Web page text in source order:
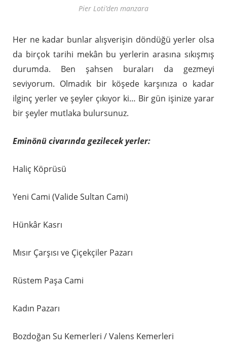
Pier Loti’den manzara
Her ne kadar bunlar alışverişin döndüğü yerler olsa
da birçok tarihi mekân bu yerlerin arasına sıkışmış
durumda. Ben şahsen buraları da gezmeyi
seviyorum. Olmadık bir köşede karşınıza o kadar
ilginç yerler ve şeyler çıkıyor ki… Bir gün işinize yarar
bir şeyler mutlaka bulursunuz.
Eminönü civarında gezilecek yerler:
Haliç Köprüsü
Yeni Cami (Valide Sultan Cami)
Hünkâr Kasrı
Mısır Çarşısı ve Çiçekçiler Pazarı
Rüstem Paşa Cami
Kadın Pazarı
Bozdoğan Su Kemerleri / Valens Kemerleri